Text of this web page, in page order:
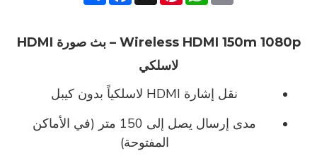
Wireless HDMI 150m 1080p – بث صورة HDMI
لاسلكي
نقل إشارة HDMI لاسلكياً
بدون كيبل
مدى إرسال يصل إلى 150 متر
(في الأماكن
المفتوحة)